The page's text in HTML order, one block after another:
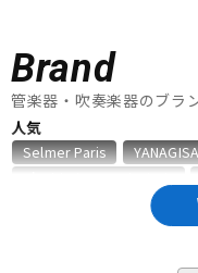
Brand
管楽器・吹奏楽器のブラ
人気
Selmer Paris
AKAI